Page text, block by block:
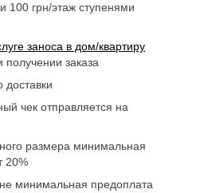
100 грн/этаж ступенями
заноса в дом/квартиру
заказа
доставки
чек отправляется на
размера минимальная
20%
минимальная предоплата